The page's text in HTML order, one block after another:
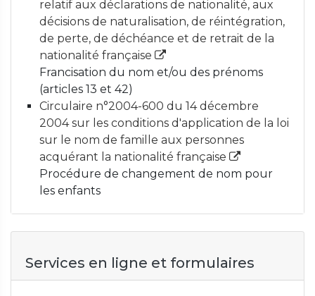
relatif aux déclarations de nationalité, aux
décisions de naturalisation, de réintégration,
de perte, de déchéance et de retrait de la
nationalité française
Francisation du nom et/ou des prénoms
(articles 13 et 42)
Circulaire n°2004-600 du 14 décembre
2004 sur les conditions d'application de la loi
sur le nom de famille aux personnes
acquérant la nationalité française
Procédure de changement de nom pour
les enfants
Services en ligne et formulaires